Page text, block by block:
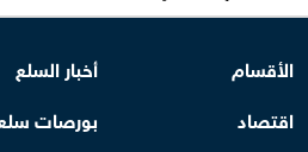
الأقسام
أخبار السلع
اقتصاد
بورصات